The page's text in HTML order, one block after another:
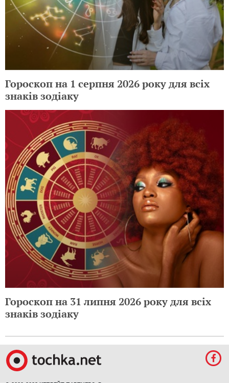
Гороскоп на 1 серпня 2026 року для всіх
знаків зодіаку
Гороскоп на 31 липня 2026 року для всіх
знаків зодіаку